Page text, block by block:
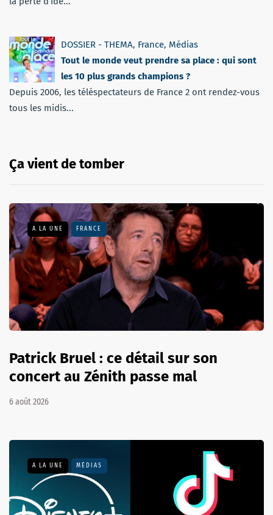
DOSSIER - THEMA, France, Médias
Tout le monde veut prendre sa place : qui sont
les 10 plus grands champions ?
Depuis 2006, les téléspectateurs de France 2 ont rendez-vous
tous les midis...
Ça vient de tomber
A LA UNE FRANCE
Patrick Bruel : ce détail sur son
concert au Zénith passe mal
6 août 2026
A LA UNE MÉDIAS